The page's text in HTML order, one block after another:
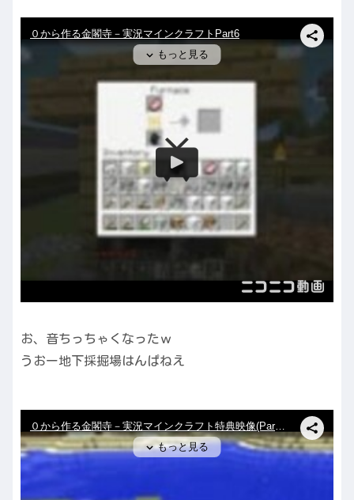
お、音ちっちゃくなったｗ
うおー地下採掘場はんぱねえ